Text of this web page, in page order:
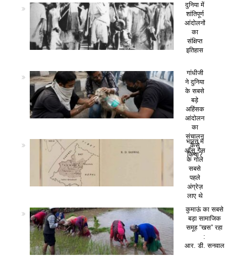
दुनिया में
शांतिपूर्ण
आंदोलनों
का
संक्षिप्त
इतिहास
गांधीजी
ने दुनिया
के सबसे
बड़े
अहिंसक
आंदोलन
का
संचालन
कैसे
किया?
भारत में
आँसू गैस
के गोले
सबसे
पहले
अंग्रेज़
लाए थे
कुमाऊं का सबसे
बड़ा सामाजिक
समूह “खस” रहा
:
आर. डी. सनवाल